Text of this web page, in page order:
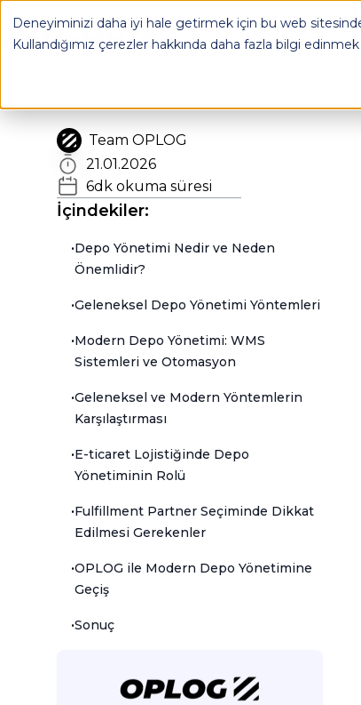
Deneyiminizi daha iyi hale getirmek için bu web
Kullandığımız çerezler hakkında daha fazla bilgi
OPLOG
Team OPLOG
21.01.2026
6dk okuma süresi
İçindekiler:
•Depo Yönetimi Nedir ve Neden
Önemlidir?
•Geleneksel Depo Yönetimi Yöntemleri
•Modern Depo Yönetimi: WMS
Sistemleri ve Otomasyon
•Geleneksel ve Modern Yöntemlerin
Karşılaştırması
•E-ticaret Lojistiğinde Depo
Yönetiminin Rolü
•Fulfillment Partner Seçiminde Dikkat
Edilmesi Gerekenler
•OPLOG ile Modern Depo Yönetimine
Geçiş
•Sonuç